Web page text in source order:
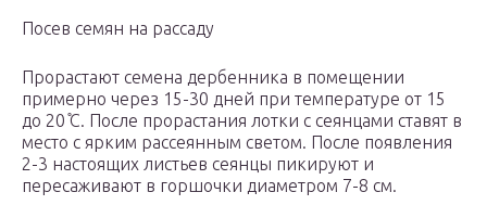
Посев семян на рассаду
Прорастают семена дербенника в помещении
примерно через 15-30 дней при температуре от 15
до 20 ̊C. После прорастания лотки с сеянцами ставят в
место с ярким рассеянным светом. После появления
2-3 настоящих листьев сеянцы пикируют и
пересаживают в горшочки диаметром 7-8 см.